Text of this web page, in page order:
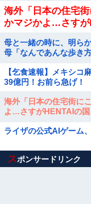
海外「日本の住宅
かマジかよ…さすが
母と一緒の時に、明ら
母「なんであんな歩き
【乞食速報】メキシコ
39億円！お前ら急げ！
海外「日本の住宅街に
よ…さすがHENTAIの国
ライザの公式AIゲーム
Powered by livedoor 相互
スポンサードリンク